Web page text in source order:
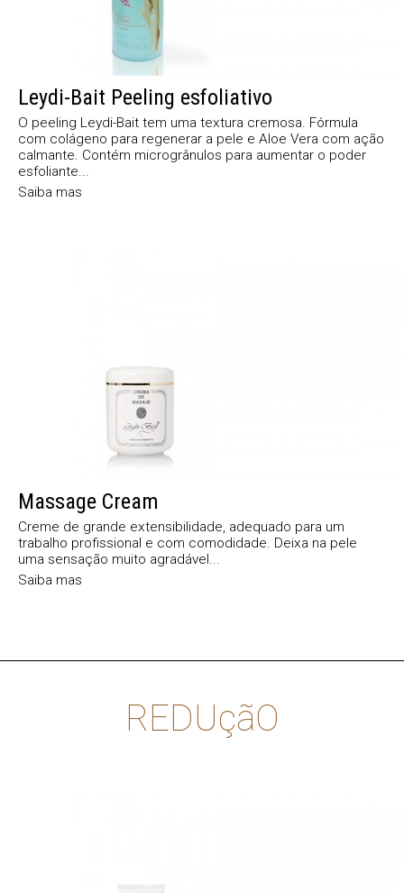
Leydi-Bait Peeling esfoliativo
O peeling Leydi-Bait tem uma textura cremosa. Fórmula
com colágeno para regenerar a pele e Aloe Vera com ação
calmante. Contém microgrânulos para aumentar o poder
esfoliante...
Saiba mas
Massage Cream
Creme de grande extensibilidade, adequado para um
trabalho profissional e com comodidade. Deixa na pele
uma sensação muito agradável...
Saiba mas
REDUçãO